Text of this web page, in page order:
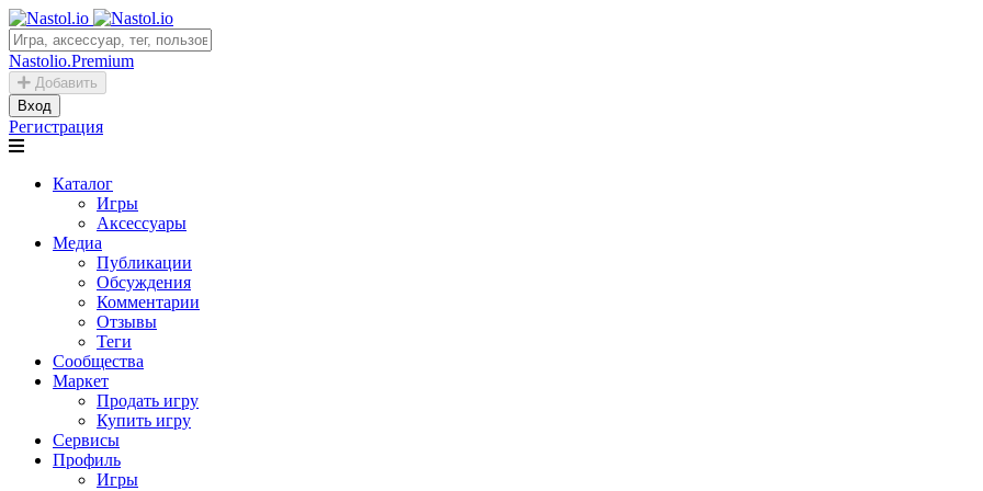
Nastolio.Premium
Добавить
Вход
Регистрация
Каталог
Игры
Аксессуары
Медиа
Публикации
Обсуждения
Комментарии
Отзывы
Теги
Сообщества
Маркет
Продать игру
Купить игру
Сервисы
Профиль
Игры